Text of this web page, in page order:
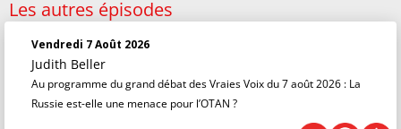
Les autres épisodes
Vendredi 7 Août 2026
Judith Beller
Au programme du grand débat des Vraies Voix du 7 août 2026 : La
Russie est-elle une menace pour l’OTAN ?